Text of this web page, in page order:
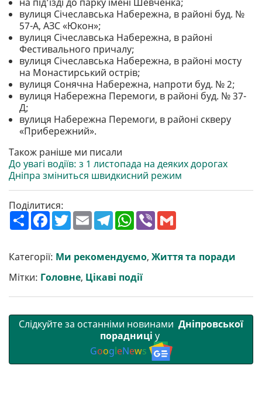
на під’їзді до парку імені Шевченка;
вулиця Січеславська Набережна, в районі буд. №
57-А, АЗС «Юкон»;
вулиця Січеславська Набережна, в районі
Фестивального причалу;
вулиця Січеславська Набережна, в районі мосту
на Монастирський острів;
вулиця Сонячна Набережна, напроти буд. № 2;
вулиця Набережна Перемоги, в районі буд. № 37-
Д;
вулиця Набережна Перемоги, в районі скверу
«Прибережний».
Також раніше ми писали
До увагі водіїв: з 1 листопада на деяких дорогах
Дніпра зміниться швидкисний режим
Поділитися:
П
о
р
и
т
и
F
a
b
o
o
k
T
w
e
r
E
m
l
T
e
g
r
a
m
W
h
s
A
p
p
V
r l
Категорії: Ми рекомендуємо, Життя та поради
Мітки: Головне, Цікаві події
Слідкуйте за останніми новинами Дніпровської
порадниці у
GoogleNews